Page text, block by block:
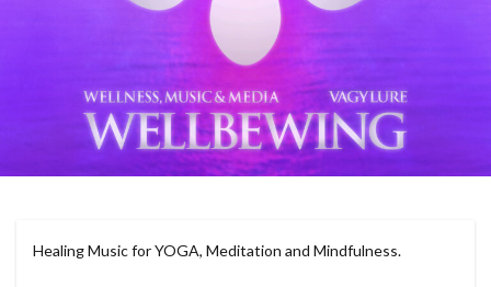
Healing Music for YOGA, Meditation and Mindfulness.